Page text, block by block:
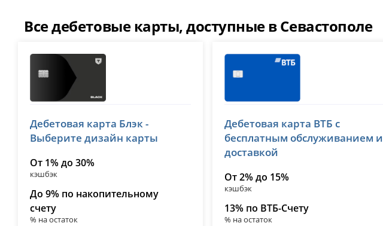
Все дебетовые карты, доступные в Севастополе
лицензия № 2673
Дебетовая карта Блэк -
Выберите дизайн карты
От 1% до 30%
кэшбэк
До 9% по накопительному
счету
% на остаток
лицензия № 1000
Дебетовая карта ВТБ с
бесплатным обслуживанием и
доставкой
От 2% до 15%
кэшбэк
13% по ВТБ-Счету
% на остаток